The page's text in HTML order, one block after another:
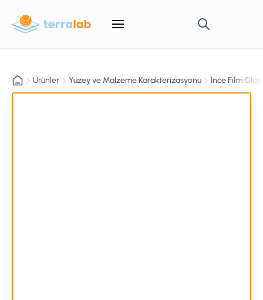
Ürünler Yüzey ve Malzeme Karakterizasyonu İnce Film